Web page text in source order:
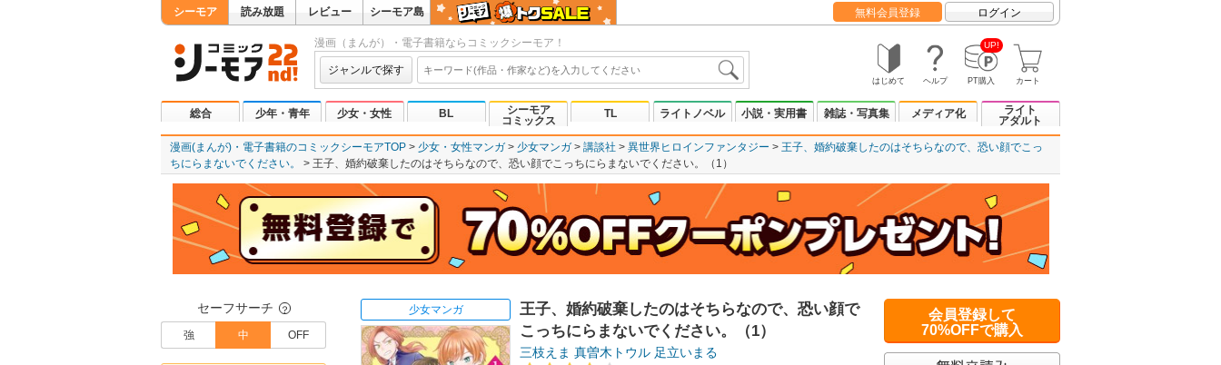
シーモア 読み放題 レビュー シーモア島 無料会員登録 ログイン
漫画（まんが）・電子書籍ならコミックシーモア！
ジャンルで探す
はじめて ヘルプ
UP!
PT購入 カート
総合 少年・青年 少女・女性 BL
シーモア
コミックス
TL ライトノベル 小説・実用書 雑誌・写真集 メディア化
ライト
アダルト
漫画(まんが)・電子書籍のコミックシーモアTOP 少女・女性マンガ 少女マンガ 講談社 異世界ヒロインファンタジー
王子、婚約破棄したのはそちらなので、恐い顔でこっ
ちにらまないでください。
王子、婚約破棄したのはそちらなので、恐い顔でこっちにらまないでください。（1）
セーフサーチ ？
強 中 OFF
少女マンガ
王子、婚約破棄したのはそちらなので、恐い顔で
こっちにらまないでください。（1）
三枝えま 真曽木トウル 足立いまる
会員登録して
70%OFFで購入